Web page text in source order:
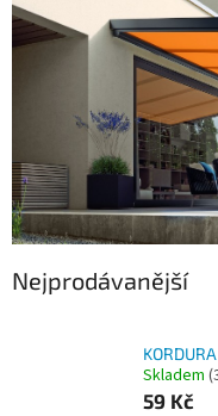
Nejprodávanější
Skladem
59 Kč